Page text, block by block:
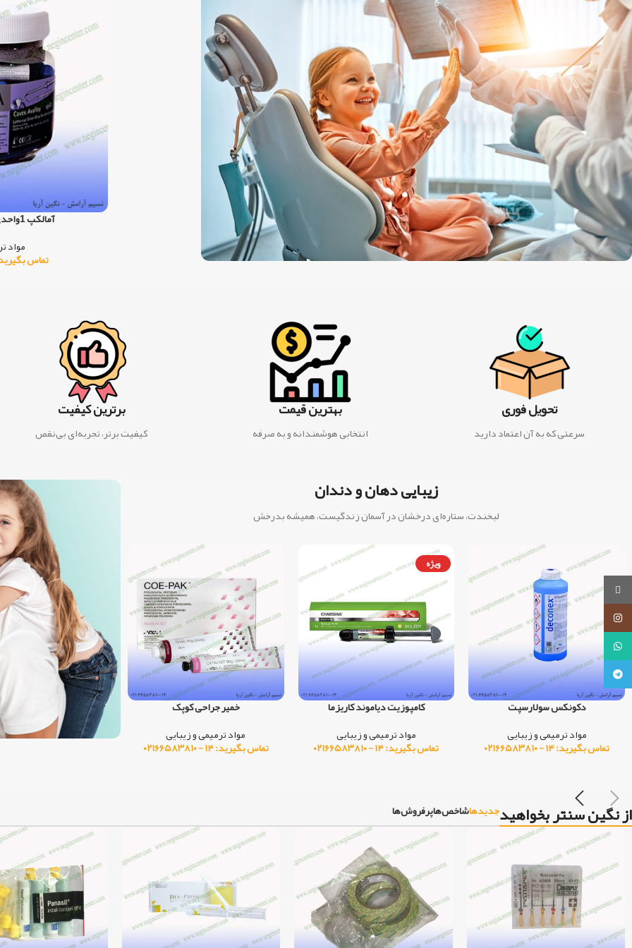
رنگ طبیعی برای زیبایی دندان‌ها - ترمیم دندان‌های قدامی و خلفی - ونیرهای کامپوزیتی - بستن فواصل
دندانی - ترمیم‌های کلاس I تا V
آمالکپ 1واحدی 45% کوکس – Cavex
مواد
تماس بگیرید: ۱۴ -
تحویل فوری
سرعتی که به آن اعتماد دارید
بهترین قیمت
انتخابی هوشمندانه و به صرفه
برترین کیفیت
کیفیت برتر، تجربه‌ای بی‌نقص
زیبایی دهان و دندان
لبخندت، ستاره‌ای درخشان در آسمان زندگیست، همیشه بدرخش
دست دندان YAGHOOT A3
مواد ترمیمی و زیبایی
تماس بگیرید: ۱۴ - ۰۲۱۶۶۵۸۳۸۱۰
توربین اتصال ثابت دو سوراخ
مواد ترمیمی و زیبایی
تماس بگیرید: ۱۴ - ۰۲۱۶۶۵۸۳۸۱۰
MTA آنجلس
مواد ترمیمی و زیبایی
تماس بگیرید: ۱۴ - ۰۲۱۶۶۵۸۳۸۱۰
کامپوزیت ENAMEL BLEACH WHITE
مواد ترمیمی و زیبایی,
از نگین سنتر بخواهیدجدیدهاشاخص‌هاپرفروش‌ها
روبیکا
اینستاگرام
واتساپ
تلگرام